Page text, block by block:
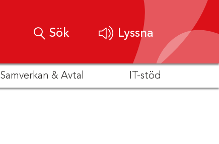
Sök Lyssna
Samverkan & Avtal IT-stöd